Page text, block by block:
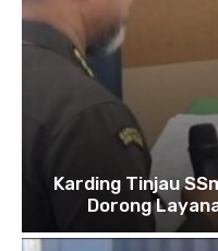
Karding Tinjau
Dorong